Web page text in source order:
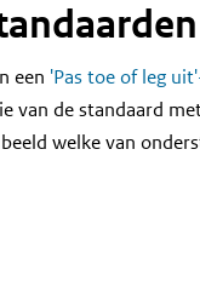
een 'Pas toe of leg
van de standaard
welke van